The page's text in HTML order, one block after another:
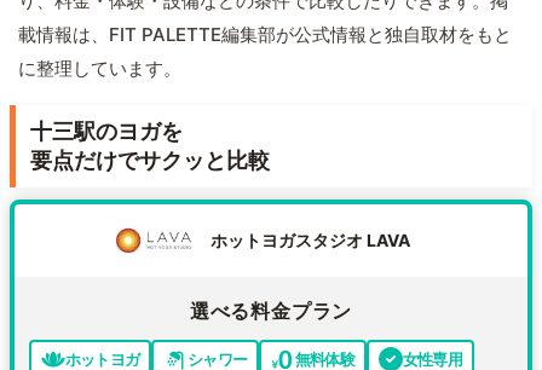
載情報は、FIT PALETTE編集部が公式情報と独自取材をもと
に整理しています。
十三駅のヨガを
要点だけでサクッと比較
ホットヨガスタジオ LAVA
選べる料金プラン
ホットヨガ シャワー 無料体験 女性専用